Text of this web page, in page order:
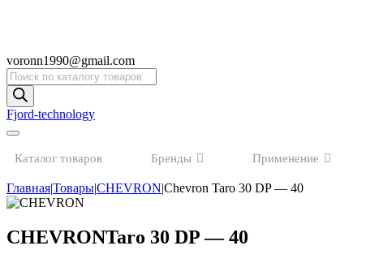
voronn1990@gmail.com
Поиск
товаров
Fjord-technology
Каталог товаров Бренды Применение
Главная|Товары|CHEVRON|Chevron Taro 30 DP — 40
CHEVRONTaro 30 DP — 40